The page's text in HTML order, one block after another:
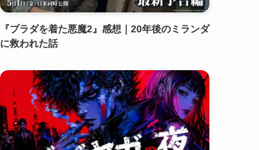
『プラダを着た悪魔2』感想｜20年後のミランダ
に救われた話